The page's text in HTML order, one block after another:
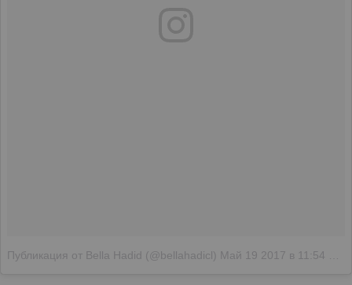
Публикация от Bella Hadid (@bellahadicl) Май 19 2017 в 11:54 PDT